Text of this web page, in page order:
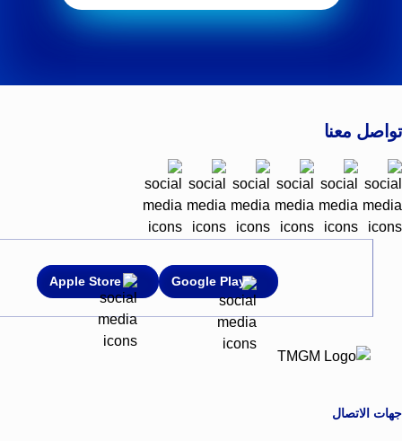
تواصل معنا
Google Play
Apple Store
جهات الاتصال